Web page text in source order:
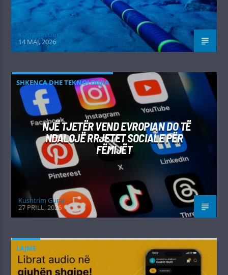
Kushtrim Guraj
14 MAJ, 2026
SHKENCA DHE TEKNOLOGJIA
NJË TJETËR VEND EVROPIAN DO TË
NDALOJË RRJETET SOCIALE PËR
FËMIJËT
Kushtrim Guraj
27 PRILL, 2026
LAJME